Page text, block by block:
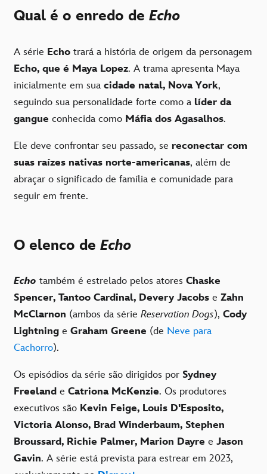
Qual é o enredo de Echo
A série Echo trará a história de origem da personagem
Echo, que é Maya Lopez. A trama apresenta Maya
inicialmente em sua cidade natal, Nova York,
seguindo sua personalidade forte como a líder da
gangue conhecida como Máfia dos Agasalhos.
Ele deve confrontar seu passado, se reconectar com
suas raízes nativas norte-americanas, além de
abraçar o significado de família e comunidade para
seguir em frente.
O elenco de Echo
Echo também é estrelado pelos atores Chaske
Spencer, Tantoo Cardinal, Devery Jacobs e Zahn
McClarnon (ambos da série Reservation Dogs), Cody
Lightning e Graham Greene (de Neve para
Cachorro).
Os episódios da série são dirigidos por Sydney
Freeland e Catriona McKenzie. Os produtores
executivos são Kevin Feige, Louis D'Esposito,
Victoria Alonso, Brad Winderbaum, Stephen
Broussard, Richie Palmer, Marion Dayre e Jason
Gavin. A série está prevista para estrear em 2023,